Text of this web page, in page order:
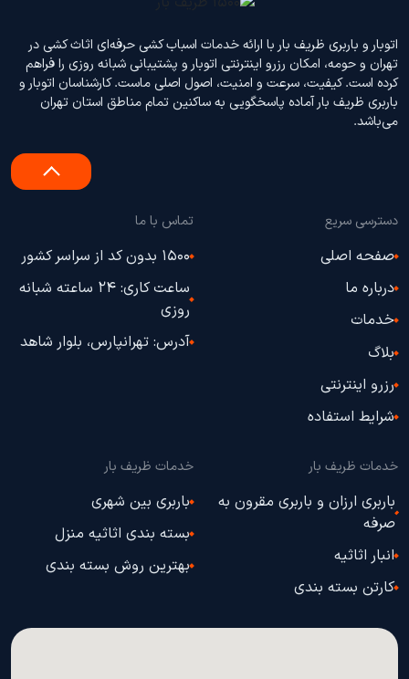
اتوبار و باربری ظریف بار با ارائه خدمات اسباب کشی حرفه‌ای اثاث‌ کشی در
تهران و حومه، امکان رزرو اینترنتی اتوبار و پشتیبانی شبانه‌ روزی را فراهم
کرده است. کیفیت، سرعت و امنیت، اصول اصلی ماست. کارشناسان اتوبار و
باربری ظریف بار آماده پاسخگویی به ساکنین تمام مناطق استان تهران
می‌باشد.
دسترسی سریع
صفحه اصلی
درباره ما
خدمات
بلاگ
رزرو اینترنتی
شرایط استفاده
تماس با ما
1500 بدون کد از سراسر کشور
ساعت کاری: 24 ساعته شبانه
روزی
آدرس: تهرانپارس، بلوار شاهد
خدمات ظریف بار
باربری ارزان و باربری مقرون به
صرفه
انبار اثاثیه
کارتن بسته بندی
خدمات ظریف بار
باربری بین شهری
بسته بندی اثاثیه منزل
بهترین روش بسته بندی